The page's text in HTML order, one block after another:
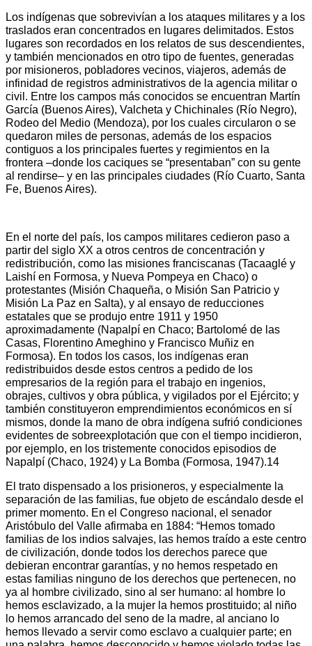
Los indígenas que sobrevivían a los ataques militares y a los
traslados eran concentrados en lugares delimitados. Estos
lugares son recordados en los relatos de sus descendientes,
y también mencionados en otro tipo de fuentes, generadas
por misioneros, pobladores vecinos, viajeros, además de
infinidad de registros administrativos de la agencia militar o
civil. Entre los campos más conocidos se encuentran Martín
García (Buenos Aires), Valcheta y Chichinales (Río Negro),
Rodeo del Medio (Mendoza), por los cuales circularon o se
quedaron miles de personas, además de los espacios
contiguos a los principales fuertes y regimientos en la
frontera –donde los caciques se “presentaban” con su gente
al rendirse– y en las principales ciudades (Río Cuarto, Santa
Fe, Buenos Aires).
En el norte del país, los campos militares cedieron paso a
partir del siglo XX a otros centros de concentración y
redistribución, como las misiones franciscanas (Tacaaglé y
Laishí en Formosa, y Nueva Pompeya en Chaco) o
protestantes (Misión Chaqueña, o Misión San Patricio y
Misión La Paz en Salta), y al ensayo de reducciones
estatales que se produjo entre 1911 y 1950
aproximadamente (Napalpí en Chaco; Bartolomé de las
Casas, Florentino Ameghino y Francisco Muñiz en
Formosa). En todos los casos, los indígenas eran
redistribuidos desde estos centros a pedido de los
empresarios de la región para el trabajo en ingenios,
obrajes, cultivos y obra pública, y vigilados por el Ejército; y
también constituyeron emprendimientos económicos en sí
mismos, donde la mano de obra indígena sufrió condiciones
evidentes de sobreexplotación que con el tiempo incidieron,
por ejemplo, en los tristemente conocidos episodios de
Napalpí (Chaco, 1924) y La Bomba (Formosa, 1947).14
El trato dispensado a los prisioneros, y especialmente la
separación de las familias, fue objeto de escándalo desde el
primer momento. En el Congreso nacional, el senador
Aristóbulo del Valle afirmaba en 1884: “Hemos tomado
familias de los indios salvajes, las hemos traído a este centro
de civilización, donde todos los derechos parece que
debieran encontrar garantías, y no hemos respetado en
estas familias ninguno de los derechos que pertenecen, no
ya al hombre civilizado, sino al ser humano: al hombre lo
hemos esclavizado, a la mujer la hemos prostituido; al niño
lo hemos arrancado del seno de la madre, al anciano lo
hemos llevado a servir como esclavo a cualquier parte; en